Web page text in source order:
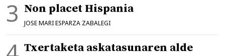
Non placet Hispania
JOSE MARI ESPARZA ZABALEGI
Txertaketa askatasunaren alde